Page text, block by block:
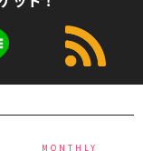
MONTHLY